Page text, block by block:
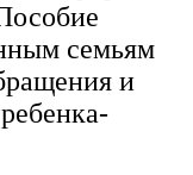
семьям
и